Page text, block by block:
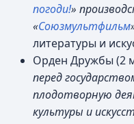
погоди!»
«Союзмультфильм
литературы и
Орден Дружбы (2
перед
плодотворную
культуры и